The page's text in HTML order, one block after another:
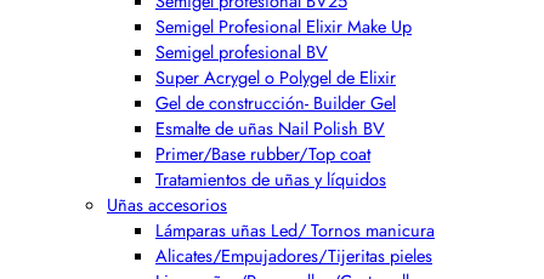
Semigel Profesional Elixir Make Up
Semigel profesional BV
Super Acrygel o Polygel de Elixir
Gel de construcción- Builder Gel
Esmalte de uñas Nail Polish BV
Primer/Base rubber/Top coat
Tratamientos de uñas y líquidos
Uñas accesorios
Lámparas uñas Led/ Tornos manicura
Alicates/Empujadores/Tijeritas pieles